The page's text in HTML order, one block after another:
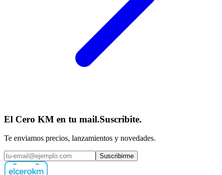
El Cero KM en tu mail.Suscribite.
Te enviamos precios, lanzamientos y novedades.
Suscribirme